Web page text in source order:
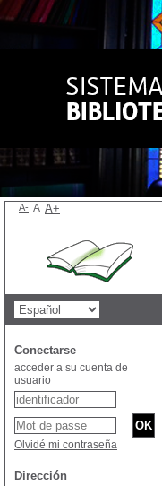
A- A A+
Conectarse
acceder a su cuenta de
usuario
Olvidé mi contraseña
Dirección